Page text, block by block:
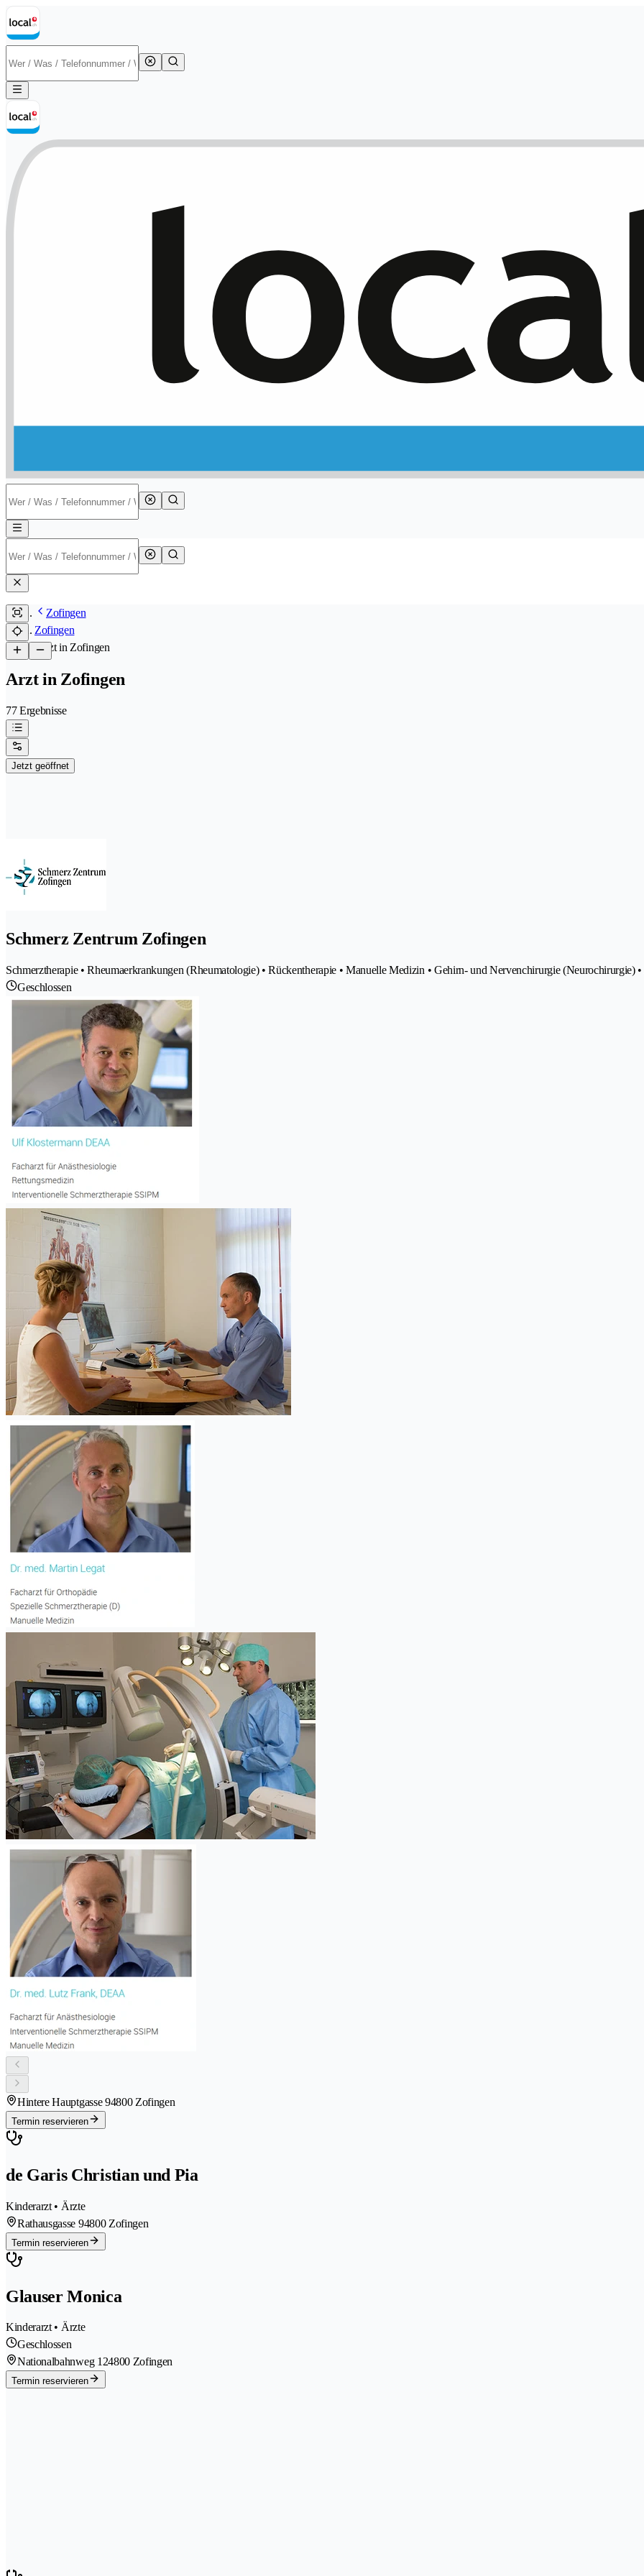
Zofingen
Zofingen
/Arzt in Zofingen
Arzt in Zofingen
77 Ergebnisse
Jetzt geöffnet
Schmerz Zentrum Zofingen
Schmerztherapie • Rheumaerkrankungen (Rheumatologie) • Rückentherapie • Manuelle Medizin • Gehirn- und Nervenchirurgie (Neurochirurgie)
Geschlossen
Hintere Hauptgasse 94800 Zofingen
Termin reservieren
de Garis Christian und Pia
Kinderarzt • Ärzte
Rathausgasse 94800 Zofingen
Termin reservieren
Glauser Monica
Kinderarzt • Ärzte
Geschlossen
Nationalbahnweg 124800 Zofingen
Termin reservieren